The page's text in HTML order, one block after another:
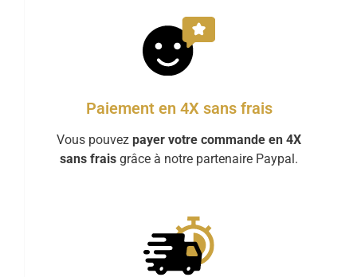
Paiement en 4X sans frais
Vous pouvez payer votre commande en 4X
sans frais grâce à notre partenaire Paypal.